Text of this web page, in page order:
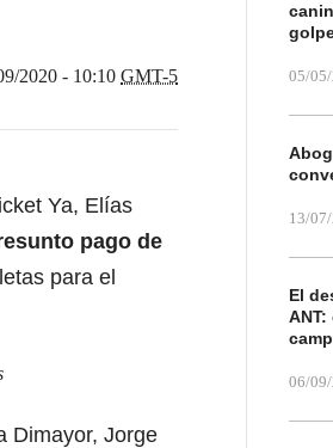
2020 - 10:10 GMT-5
Ya, Elías
pago de
para el
Dimayor, Jorge
05/
13/
El
06/